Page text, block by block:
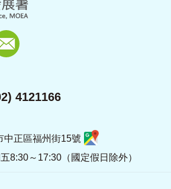
4121166
中正區福州街15號
8:30～17:30（國定假日除外）